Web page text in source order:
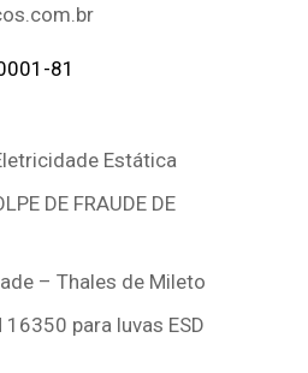
81
Estática
DE FRAUDE DE
– Thales de Mileto
para luvas ESD